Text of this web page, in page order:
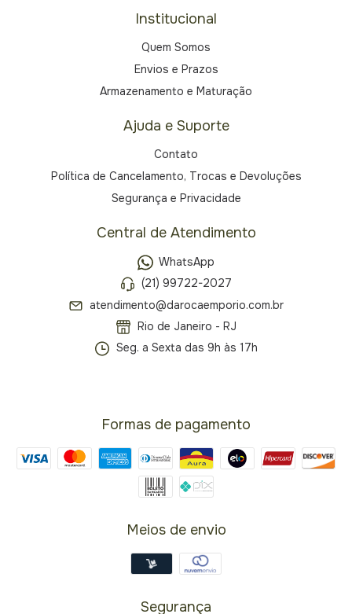
Institucional
Quem Somos
Envios e Prazos
Armazenamento e Maturação
Ajuda e Suporte
Contato
Política de Cancelamento, Trocas e Devoluções
Segurança e Privacidade
Central de Atendimento
WhatsApp
(21) 99722-2027
atendimento@darocaemporio.com.br
Rio de Janeiro - RJ
Seg. a Sexta das 9h às 17h
Formas de pagamento
Meios de envio
Segurança